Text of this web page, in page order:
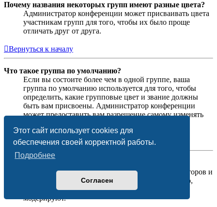
Этот сайт использует cookies для
обеспечения своей корректной работы.
Подробнее
Согласен
Почему названия некоторых групп имеют разные цвета?
Администратор конференции может присваивать цвета
участникам групп для того, чтобы их было проще
отличать друг от друга.
Вернуться к началу
Что такое группа по умолчанию?
Если вы состоите более чем в одной группе, ваша
группа по умолчанию используется для того, чтобы
определить, какие групповые цвет и звание должны
быть вам присвоены. Администратор конференции
может предоставить вам разрешение самому изменять
Вернуться к началу
На этой странице вы найдёте список администраторов и
модераторов конференции и другую информацию,
такую как сведения о форумах, которые они
модерируют.